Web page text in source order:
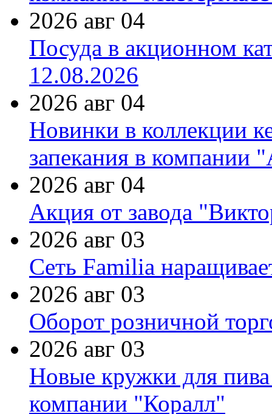
2026 авг 04
Посуда в акционном
12.08.2026
2026 авг 04
Новинки в коллекции
запекания в компании
2026 авг 04
Акция от завода
2026 авг 03
Сеть Familia
2026 авг 03
Оборот розничной
2026 авг 03
Новые кружки для
компании "Коралл"